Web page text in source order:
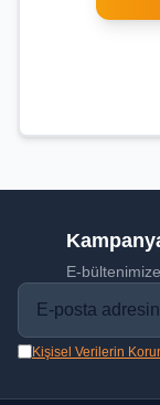
E-
Kişisel Verilerin